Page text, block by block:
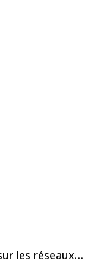
les réseaux…